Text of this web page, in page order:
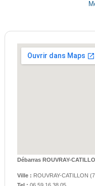
Débarras ROUVRAY-
Ville : ROUVRAY-CATILLON (